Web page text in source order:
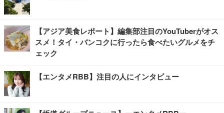
【アジア美食レポート】編集部注目のYouTuberがオス
スメ！タイ・バンコクに行ったら食べたいグルメをチ
ェック
【エンタメRBB】注目の人にインタビュー